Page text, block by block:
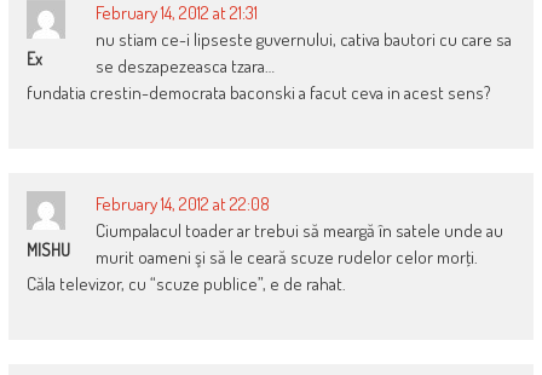
Ex
February 14, 2012 at 21:31
nu stiam ce-i lipseste guvernului, cativa bautori cu care sa
se deszapezeasca tzara…
fundatia crestin-democrata baconski a facut ceva in acest sens?
MISHU
February 14, 2012 at 22:08
Ciumpalacul toader ar trebui să meargă în satele unde au
murit oameni şi să le ceară scuze rudelor celor morţi.
Căla televizor, cu “scuze publice”, e de rahat.